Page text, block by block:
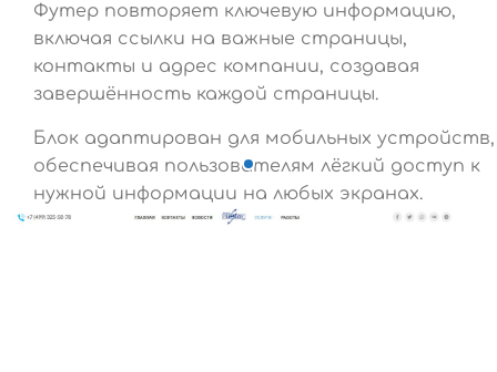
Футер повторяет ключевую информацию,
включая ссылки на важные страницы,
контакты и адрес компании, создавая
завершённость каждой страницы.
Блок адаптирован для мобильных устройств,
обеспечивая пользователям лёгкий доступ к
нужной информации на любых экранах.